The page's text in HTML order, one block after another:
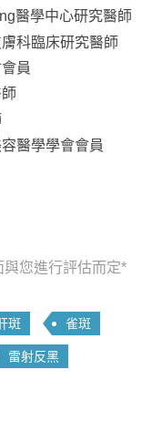
醫學中心研究醫師
科臨床研究醫師
員
醫學學會會員
您進行評估而定*
斑 雀斑
雷射反黑